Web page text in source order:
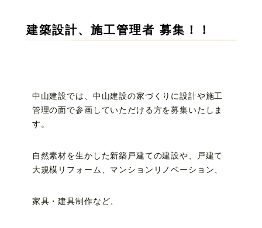
建築設計、施工管理者 募集！！
中山建設では、中山建設の家づくりに設計や施工
管理の面で参画していただける方を募集いたしま
す。
自然素材を生かした新築戸建ての建設や、戸建て
大規模リフォーム、マンションリノベーション、
家具・建具制作など、